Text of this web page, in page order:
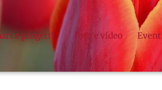
e progetti Foto e video